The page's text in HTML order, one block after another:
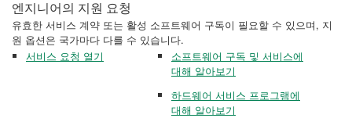
엔지니어의 지원 요청
유효한 서비스 계약 또는 활성 소프트웨어 구독이 필요할 수 있으며, 지
원 옵션은 국가마다 다를 수 있습니다.
서비스 요청 열기
소프트웨어 구독 및 서비스에
대해 알아보기
하드웨어 서비스 프로그램에
대해 알아보기